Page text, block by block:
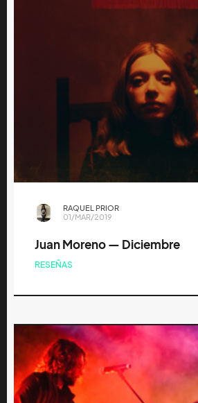
RAQUEL PRIOR
01/MAR/2019
Juan Moreno — Diciembre
RESEÑAS